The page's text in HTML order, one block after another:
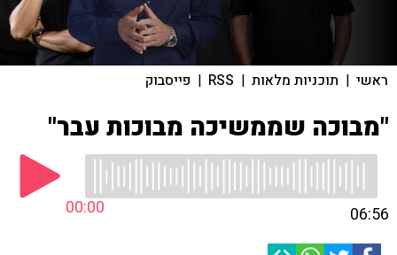
ראשי | תוכניות מלאות |
RSS
| פייסבוק
"מבוכה שממשיכה מבוכות עבר"
00:00 06:56